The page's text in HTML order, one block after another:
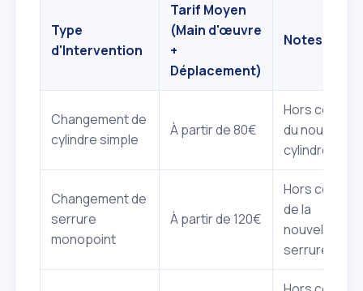
Type
d'Intervention
Tarif Moyen
(Main d'œuvre
+
Déplacement)
Notes
Changement de
cylindre simple
À partir de 80€
Hors coût
du nouveau
cylindre
Changement de
serrure
monopoint
À partir de 120€
Hors coût
de la
nouvelle
serrure